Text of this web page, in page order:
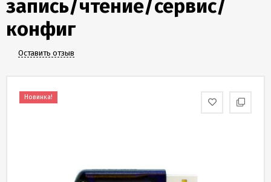
Скидки
бонусы
запись/чтение/сервис/
конфиг
Оставить отзыв
Новинка!